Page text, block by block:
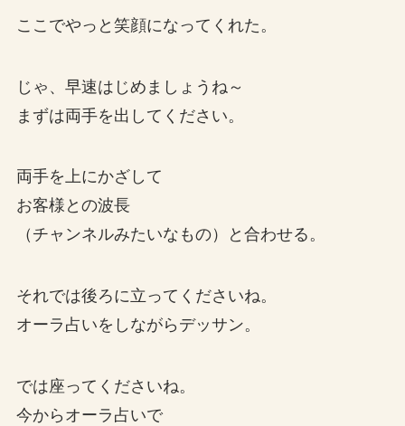
ここでやっと笑顔になってくれた。
じゃ、早速はじめましょうね～
まずは両手を出してください。
両手を上にかざして
お客様との波長
（チャンネルみたいなもの）と合わせる。
それでは後ろに立ってくださいね。
オーラ占いをしながらデッサン。
では座ってくださいね。
今からオーラ占いで